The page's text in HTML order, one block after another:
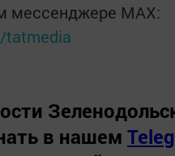
мессенджере MАХ:
tatmedia
в нашем